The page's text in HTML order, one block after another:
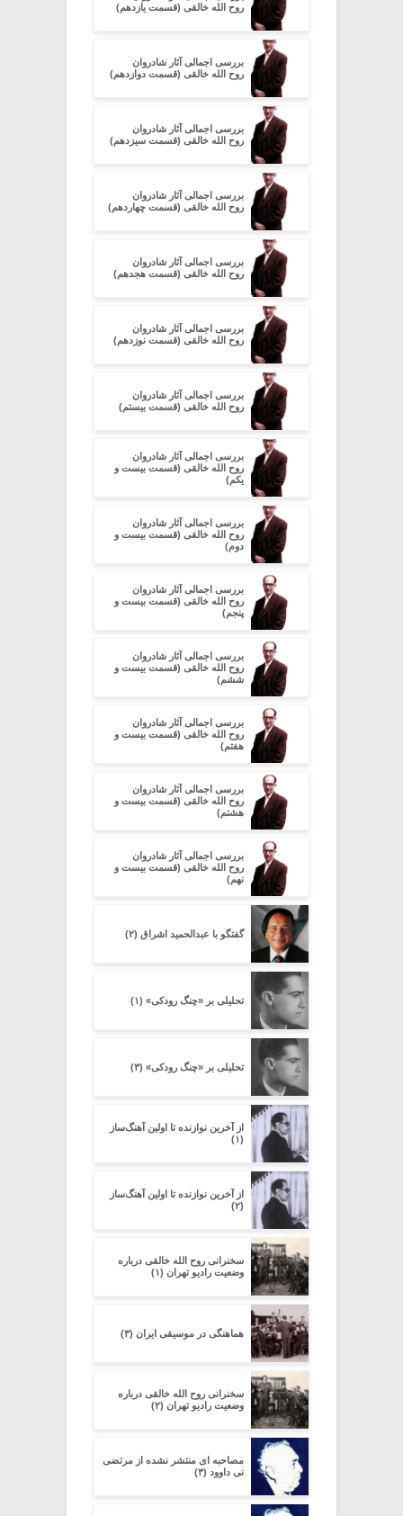
روح الله خالقی (قسمت یازدهم)
بررسی اجمالی آثار شادروان
روح الله خالقی (قسمت دوازدهم)
بررسی اجمالی آثار شادروان
روح الله خالقی (قسمت سیزدهم)
بررسی اجمالی آثار شادروان
روح الله خالقی (قسمت چهاردهم)
بررسی اجمالی آثار شادروان
روح الله خالقی (قسمت هجدهم)
بررسی اجمالی آثار شادروان
روح الله خالقی (قسمت نوزدهم)
بررسی اجمالی آثار شادروان
روح الله خالقی (قسمت بیستم)
بررسی اجمالی آثار شادروان
روح الله خالقی (قسمت بیست و
یکم)
بررسی اجمالی آثار شادروان
روح الله خالقی (قسمت بیست و
دوم)
بررسی اجمالی آثار شادروان
روح الله خالقی (قسمت بیست و
پنجم)
بررسی اجمالی آثار شادروان
روح الله خالقی (قسمت بیست و
ششم)
بررسی اجمالی آثار شادروان
روح الله خالقی (قسمت بیست و
هفتم)
بررسی اجمالی آثار شادروان
روح الله خالقی (قسمت بیست و
هشتم)
بررسی اجمالی آثار شادروان
روح الله خالقی (قسمت بیست و
نهم)
گفتگو با عبدالحمید اشراق (۲)
تحلیلی بر «چنگ رودکی» (۱)
تحلیلی بر «چنگ رودکی» (۳)
از آخرین نوازنده تا اولین آهنگ‌ساز
(۱)
از آخرین نوازنده تا اولین آهنگ‌ساز
(۲)
سخنرانی روح الله خالقی درباره
وضعیت رادیو تهران (۱)
هماهنگی در موسیقی ایران (۳)
سخنرانی روح الله خالقی درباره
وضعیت رادیو تهران (۲)
مصاحبه ای منتشر نشده از مرتضی
نی داوود (۳)